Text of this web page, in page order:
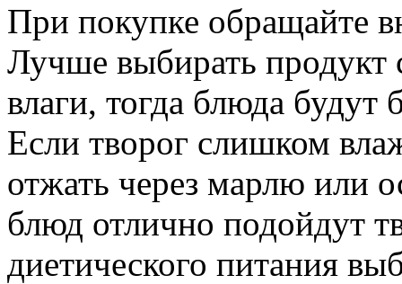
При покупке обращайте
Лучше выбирать
влаги, тогда блюда
Если творог слишком
отжать через марлю или
блюд отлично подойдут
диетического питания